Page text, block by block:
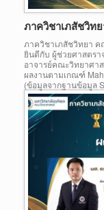
ภาควิชาเภสัชวิท
ภาควิชาเภสัชวิทยา
ยินดีกับ ผู้ช่วยศาสตรา
อาจารย์คณะวิทยาศา
ผลงานตามเกณฑ์
(ข้อมูลจากฐานข้อมูล